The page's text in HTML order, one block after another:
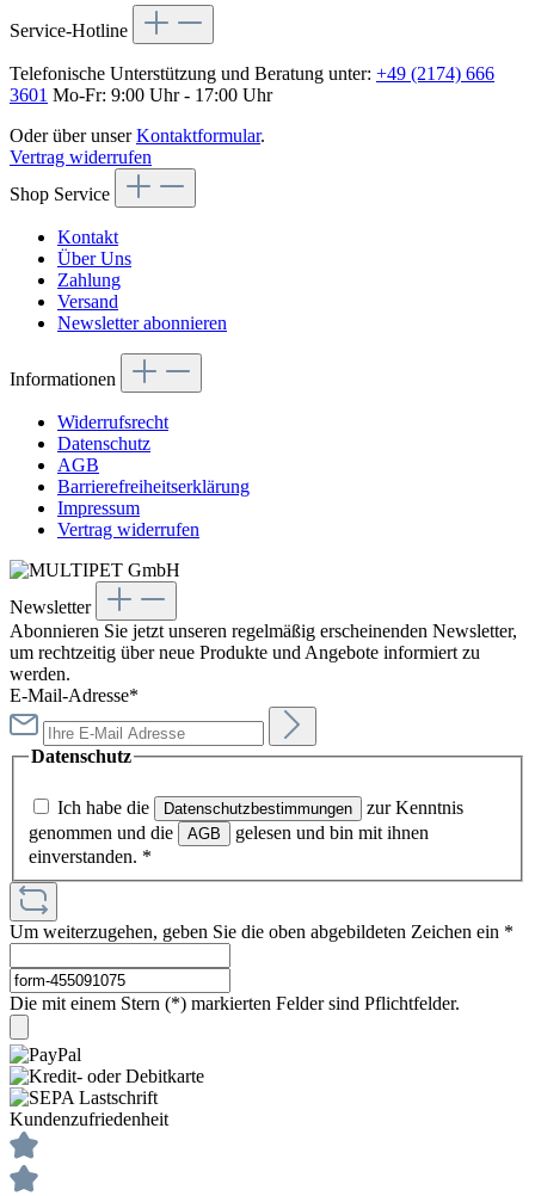
Service-Hotline
Telefonische Unterstützung und Beratung unter: +49 (2174) 666
3601 Mo-Fr: 9:00 Uhr - 17:00 Uhr
Oder über unserKontaktformular.
Vertrag widerrufen
Shop Service
Kontakt
Über Uns
Zahlung
Versand
Newsletter abonnieren
Informationen
Widerrufsrecht
Datenschutz
AGB
Barrierefreiheitserklärung
Impressum
Vertrag widerrufen
Newsletter
Abonnieren Sie jetzt unseren regelmäßig erscheinenden Newsletter,
um rechtzeitig über neue Produkte und Angebote informiert zu
werden.
E-Mail-Adresse*
Datenschutz
Ich habe die Datenschutzbestimmungen
zur Kenntnis
genommen und die
AGB
gelesen und bin mit ihnen
einverstanden. *
Um weiterzugehen, geben Sie die oben abgebildeten Zeichen ein *
Die mit einem Stern (*) markierten Felder sind Pflichtfelder.
Kundenzufriedenheit